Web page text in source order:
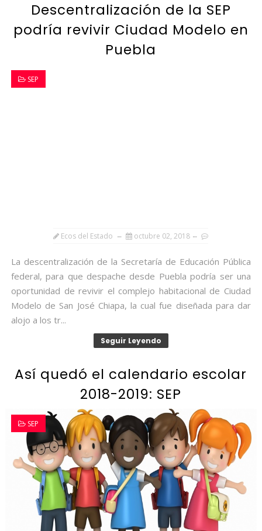
Descentralización de la SEP
podría revivir Ciudad Modelo en
Puebla
SEP
Ecos del Estado octubre 02, 2018
La descentralización de la Secretaría de Educación Pública
federal, para que despache desde Puebla podría ser una
oportunidad de revivir el complejo habitacional de Ciudad
Modelo de San José Chiapa, la cual fue diseñada para dar
alojo a los tr...
Seguir Leyendo
Así quedó el calendario escolar
2018-2019: SEP
SEP